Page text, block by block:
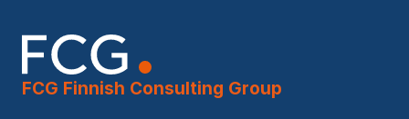
FCG Finnish Consulting Group